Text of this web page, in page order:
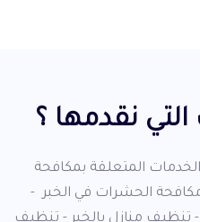
نقدمها ؟
المتعلقة بمكافحة
الحشرات في الخبر -